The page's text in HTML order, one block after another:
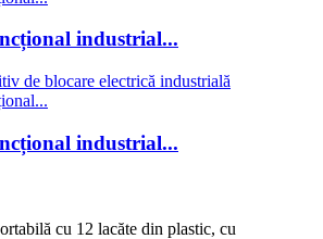
industrial...
industrial...